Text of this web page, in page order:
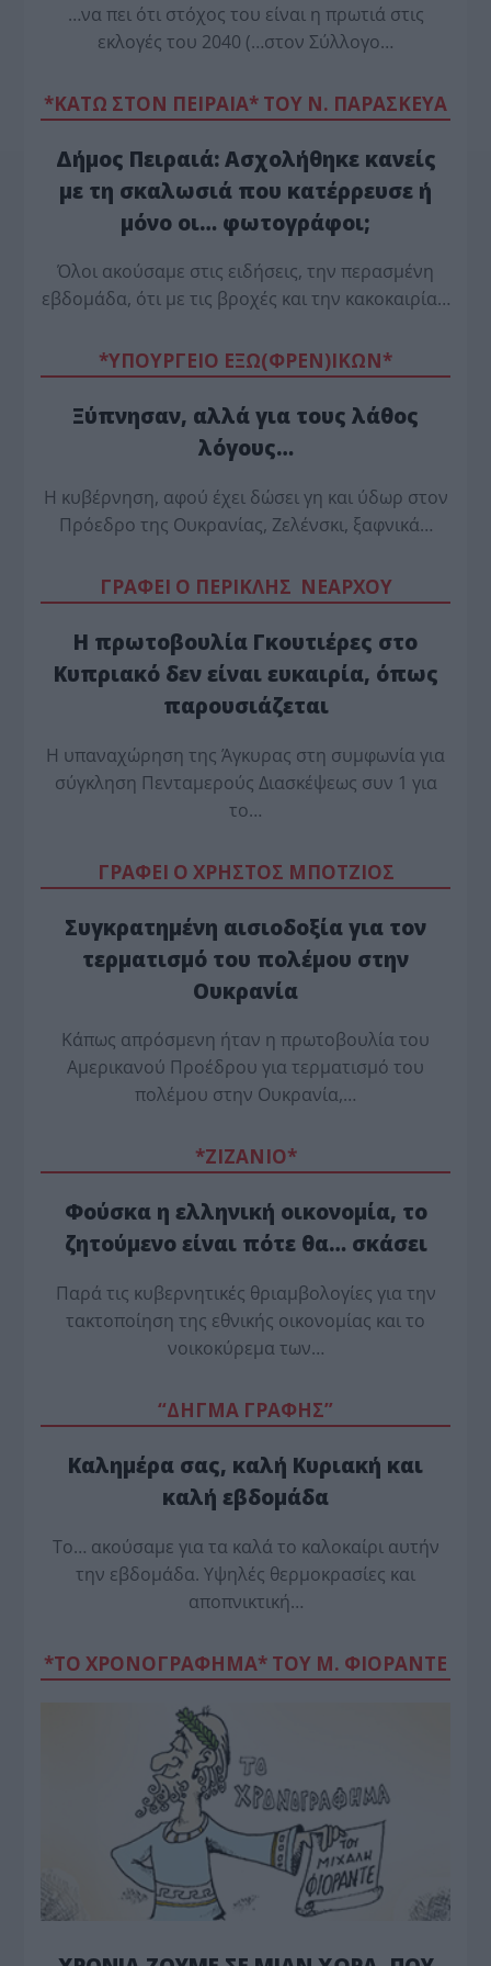
…να πει ότι στόχος του είναι η πρωτιά στις
εκλογές του 2040 (…στον Σύλλογο…
*ΚΑΤΩ ΣΤΟΝ ΠΕΙΡΑΙΑ* ΤΟΥ Ν. ΠΑΡΑΣΚΕΥΑ
Δήμος Πειραιά: Ασχολήθηκε κανείς
με τη σκαλωσιά που κατέρρευσε ή
μόνο οι… φωτογράφοι;
Όλοι ακούσαμε στις ειδήσεις, την περασμένη
εβδομάδα, ότι με τις βροχές και την κακοκαιρία…
*ΥΠΟΥΡΓΕΙΟ ΕΞΩ(ΦΡΕΝ)ΙΚΩΝ*
Ξύπνησαν, αλλά για τους λάθος
λόγους…
Η κυβέρνηση, αφού έχει δώσει γη και ύδωρ στον
Πρόεδρο της Ουκρανίας, Ζελένσκι, ξαφνικά…
ΓΡΑΦΕΙ Ο ΠΕΡΙΚΛΗΣ ΝΕΑΡΧΟΥ
Η πρωτοβουλία Γκουτιέρες στο
Κυπριακό δεν είναι ευκαιρία, όπως
παρουσιάζεται
Η υπαναχώρηση της Άγκυρας στη συμφωνία για
σύγκληση Πενταμερούς Διασκέψεως συν 1 για
το…
ΓΡΑΦΕΙ Ο ΧΡΗΣΤΟΣ ΜΠΟΤΖΙΟΣ
Συγκρατημένη αισιοδοξία για τον
τερματισμό του πολέμου στην
Ουκρανία
Κάπως απρόσμενη ήταν η πρωτοβουλία του
Αμερικανού Προέδρου για τερματισμό του
πολέμου στην Ουκρανία,…
*ZΙΖΑΝΙΟ*
Φούσκα η ελληνική οικονομία, το
ζητούμενο είναι πότε θα… σκάσει
Παρά τις κυβερνητικές θριαμβολογίες για την
τακτοποίηση της εθνικής οικονομίας και το
νοικοκύρεμα των…
“ΔΗΓΜΑ ΓΡΑΦΗΣ”
Καλημέρα σας, καλή Κυριακή και
καλή εβδομάδα
Το… ακούσαμε για τα καλά το καλοκαίρι αυτήν
την εβδομάδα. Υψηλές θερμοκρασίες και
αποπνικτική…
*ΤΟ ΧΡΟΝΟΓΡΑΦΗΜΑ* ΤΟΥ Μ. ΦΙΟΡΆΝΤΕ